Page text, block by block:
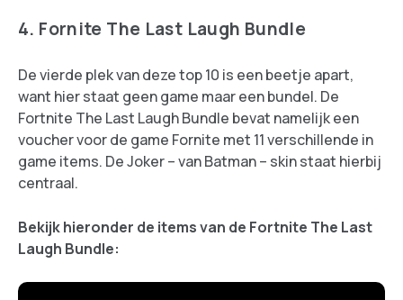
4. Fornite The Last Laugh Bundle
De vierde plek van deze top 10 is een beetje apart,
want hier staat geen game maar een bundel. De
Fortnite The Last Laugh Bundle bevat namelijk een
voucher voor de game Fornite met 11 verschillende in
game items. De Joker – van Batman – skin staat hierbij
centraal.
Bekijk hieronder de items van de Fortnite The Last
Laugh Bundle: